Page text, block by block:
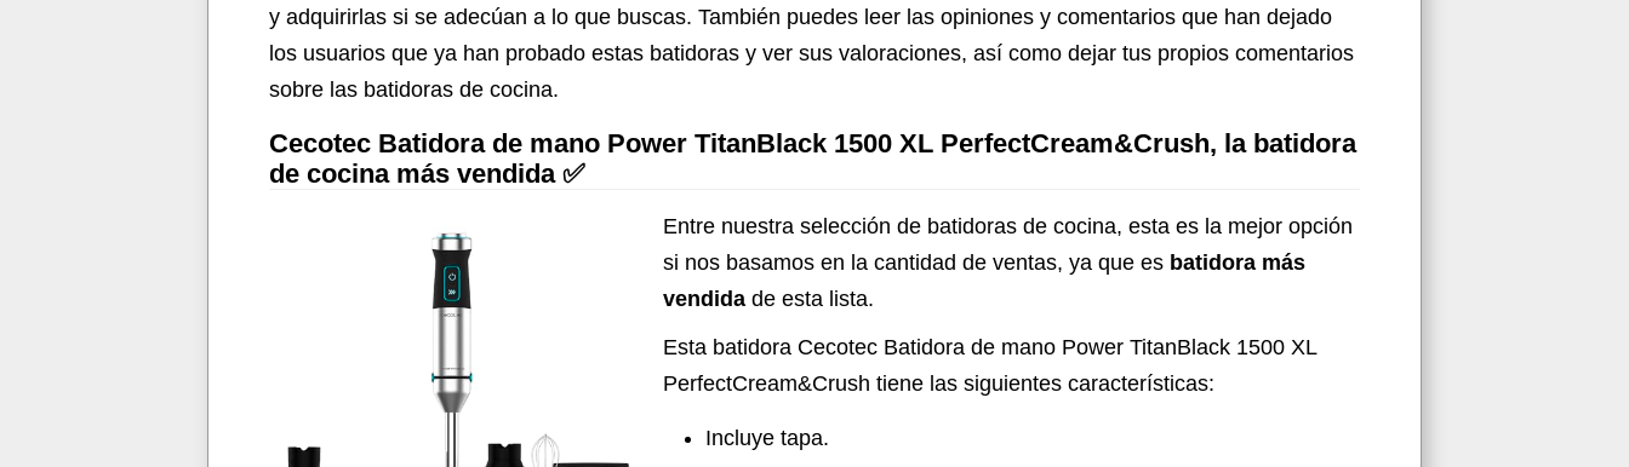
y adquirirlas si se adecúan a lo que buscas. También puedes leer las opiniones y comentarios que han dejado
los usuarios que ya han probado estas batidoras y ver sus valoraciones, así como dejar tus propios comentarios
sobre las batidoras de cocina.
Cecotec Batidora de mano Power TitanBlack 1500 XL PerfectCream&Crush, la batidora
de cocina más vendida ✅
Entre nuestra selección de batidoras de cocina, esta es la mejor opción
si nos basamos en la cantidad de ventas, ya que es batidora más
vendida de esta lista.
Esta batidora Cecotec Batidora de mano Power TitanBlack 1500 XL
PerfectCream&Crush tiene las siguientes características:
Incluye tapa.